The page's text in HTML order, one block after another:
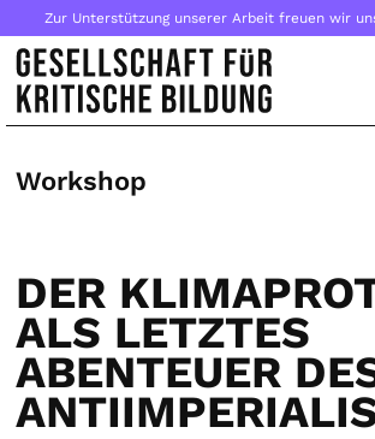
Zur Unterstützung unserer Arbeit freuen wir
Workshop
DER
ALS LETZTES
ABENTEUER